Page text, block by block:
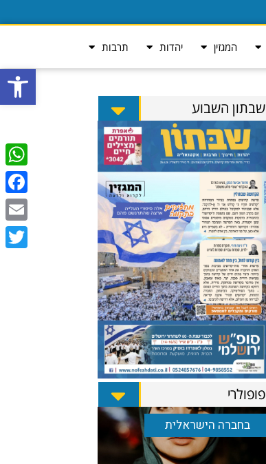
פתח
המגזין יהדות תרבות
שבתון השבוע
פופולרי
בחברה הישראלית
Email